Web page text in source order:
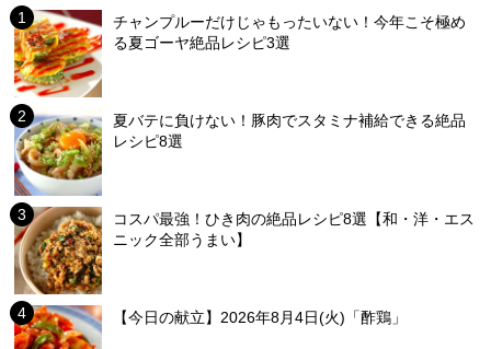
チャンプルーだけじゃもったいない！今年こそ極め
る夏ゴーヤ絶品レシピ3選
夏バテに負けない！豚肉でスタミナ補給できる絶品
レシピ8選
コスパ最強！ひき肉の絶品レシピ8選【和・洋・エス
ニック全部うまい】
【今日の献立】2026年8月4日(火)「酢鶏」